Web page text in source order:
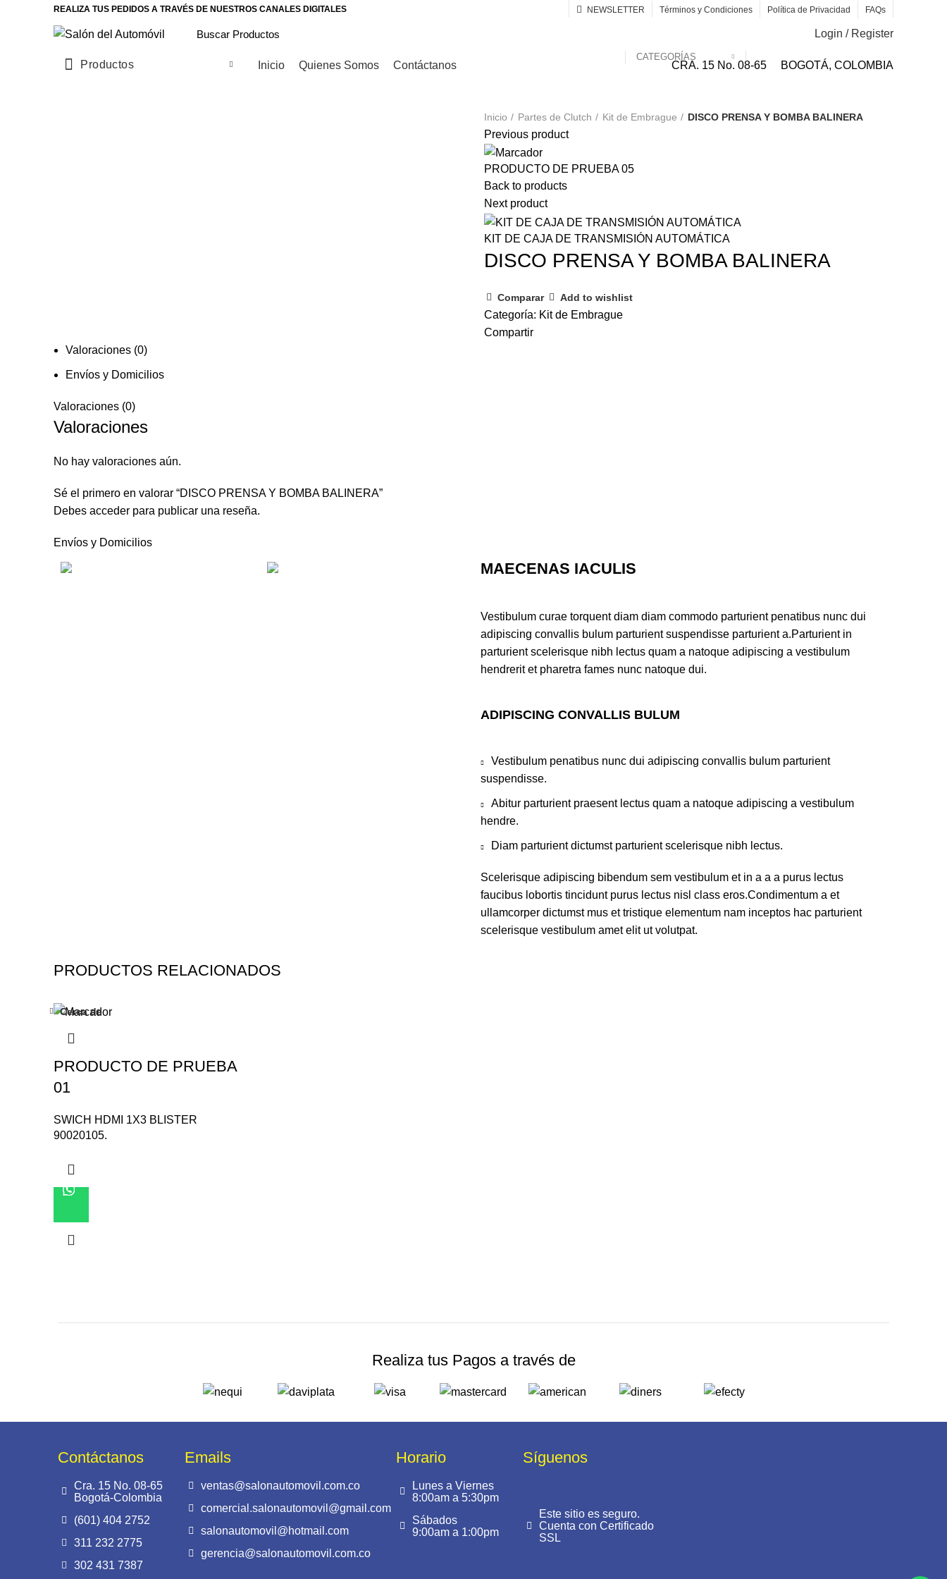
REALIZA TUS PEDIDOS A TRAVÉS DE NUESTROS CANALES DIGITALES NEWSLETTER Términos y Condiciones Política de Privacidad FAQs
CATEGORÍAS
Login / Register
Productos Inicio Quienes Somos Contáctanos CRA. 15 No. 08-65 BOGOTÁ, COLOMBIA
Inicio Partes de Clutch Kit de Embrague DISCO PRENSA Y BOMBA BALINERA
Previous product
PRODUCTO DE PRUEBA 05
Back to products
Next product
KIT DE CAJA DE TRANSMISIÓN AUTOMÁTICA
DISCO PRENSA Y BOMBA BALINERA
Comparar Add to wishlist
Categoría: Kit de Embrague
Compartir
Valoraciones (0)
Envíos y Domicilios
Valoraciones (0)
Valoraciones
No hay valoraciones aún.
Sé el primero en valorar “DISCO PRENSA Y BOMBA BALINERA”
Debes acceder para publicar una reseña.
Envíos y Domicilios
MAECENAS IACULIS
Vestibulum curae torquent diam diam commodo parturient penatibus nunc dui
adipiscing convallis bulum parturient suspendisse parturient a.Parturient in
parturient scelerisque nibh lectus quam a natoque adipiscing a vestibulum
hendrerit et pharetra fames nunc natoque dui.
ADIPISCING CONVALLIS BULUM
Vestibulum penatibus nunc dui adipiscing convallis bulum parturient
suspendisse.
Abitur parturient praesent lectus quam a natoque adipiscing a vestibulum
hendre.
Diam parturient dictumst parturient scelerisque nibh lectus.
Scelerisque adipiscing bibendum sem vestibulum et in a a a purus lectus
faucibus lobortis tincidunt purus lectus nisl class eros.Condimentum a et
ullamcorper dictumst mus et tristique elementum nam inceptos hac parturient
scelerisque vestibulum amet elit ut volutpat.
PRODUCTOS RELACIONADOS
Cerca de
PRODUCTO DE PRUEBA
01
SWICH HDMI 1X3 BLISTER
90020105.
Realiza tus Pagos a través de
Contáctanos
Cra. 15 No. 08-65
Bogotá-Colombia
(601) 404 2752
311 232 2775
302 431 7387
Emails
ventas@salonautomovil.com.co
comercial.salonautomovil@gmail.com
salonautomovil@hotmail.com
gerencia@salonautomovil.com.co
Horario
Lunes a Viernes
8:00am a 5:30pm
Sábados
9:00am a 1:00pm
Síguenos
Este sitio es seguro.
Cuenta con Certificado
SSL